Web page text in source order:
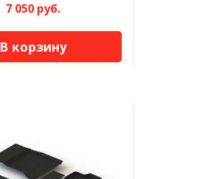
7 050 руб.
В корзину